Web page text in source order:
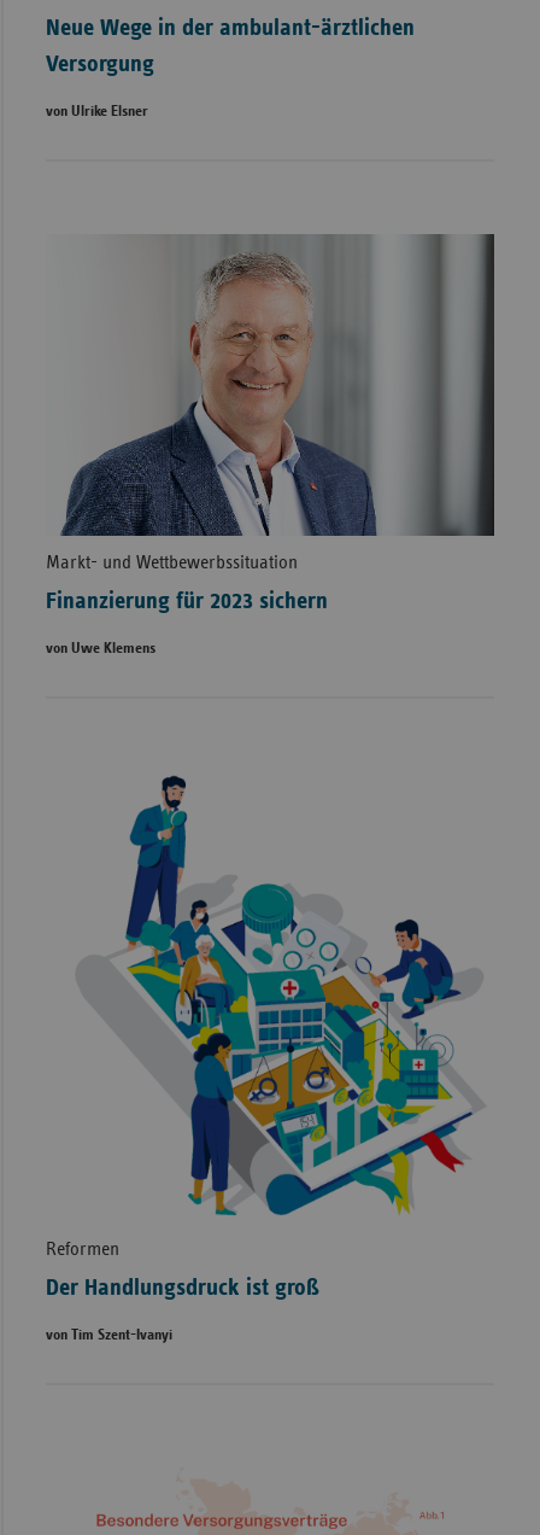
Neue Wege in der ambulant-ärztlichen
Versorgung
von Ulrike Elsner
Markt- und Wettbewerbssituation
Finanzierung für 2023 sichern
von Uwe Klemens
Reformen
Der Handlungsdruck ist groß
von Tim Szent-Ivanyi